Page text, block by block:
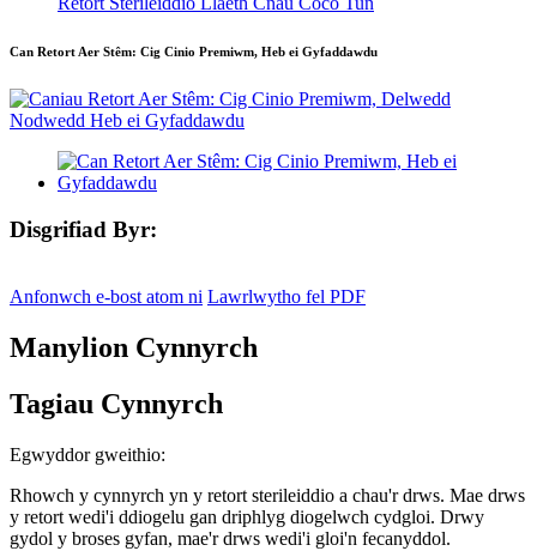
Can Retort Aer Stêm: Cig Cinio Premiwm, Heb ei Gyfaddawdu
Disgrifiad Byr:
Anfonwch e-bost atom ni Lawrlwytho fel PDF
Manylion Cynnyrch
Tagiau Cynnyrch
Egwyddor gweithio:
Rhowch y cynnyrch yn y retort sterileiddio a chau'r drws. Mae drws
y retort wedi'i ddiogelu gan driphlyg diogelwch cydgloi. Drwy
gydol y broses gyfan, mae'r drws wedi'i gloi'n fecanyddol.